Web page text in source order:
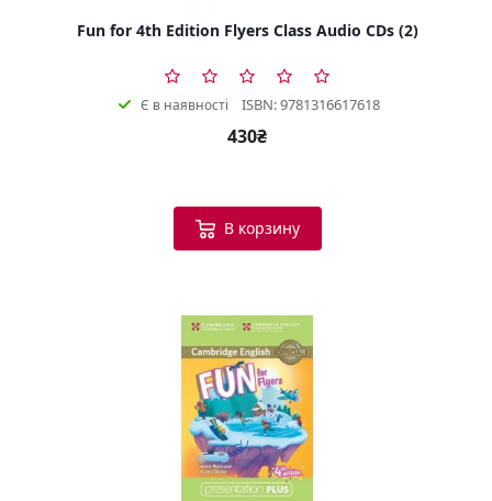
Fun for 4th Edition Flyers Class Audio CDs (2)
Є в наявності ISBN: 9781316617618
430₴
В корзину